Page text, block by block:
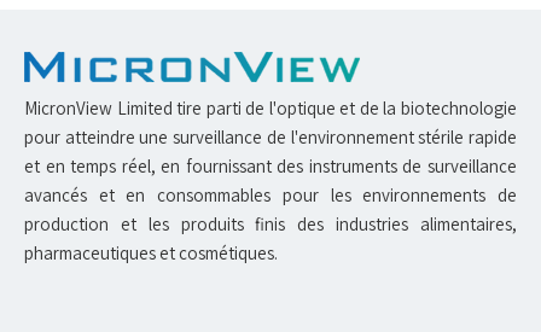
MicronView Limited tire parti de l'optique et de la biotechnologie
pour atteindre une surveillance de l'environnement stérile rapide
et en temps réel, en fournissant des instruments de surveillance
avancés et en consommables pour les environnements de
production et les produits finis des industries alimentaires,
pharmaceutiques et cosmétiques.